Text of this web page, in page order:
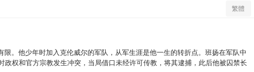
繁體
。他少年时加入克伦威尔的军队，从军生涯是他一生的转折点。班扬在军队中
权和官方宗教发生冲突，当局借口未经许可传教，将其逮捕，此后他被囚禁长